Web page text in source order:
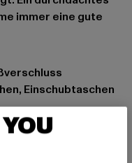
immer eine gute
Einschubtaschen